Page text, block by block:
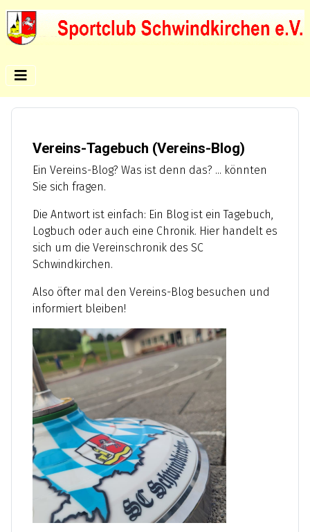
Vereins-Tagebuch (Vereins-Blog)
Ein Vereins-Blog? Was ist denn das? ... könnten
Sie sich fragen.
Die Antwort ist einfach: Ein Blog ist ein Tagebuch,
Logbuch oder auch eine Chronik. Hier handelt es
sich um die Vereinschronik des SC
Schwindkirchen.
Also öfter mal den Vereins-Blog besuchen und
informiert bleiben!